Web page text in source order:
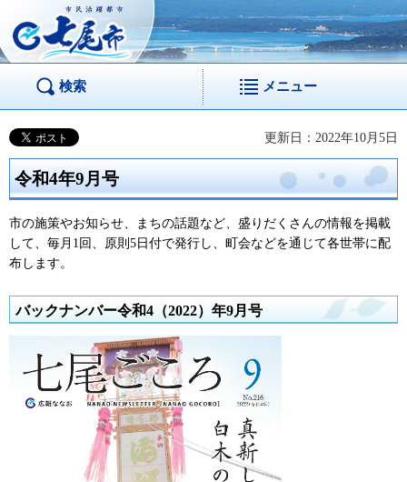
市民活躍都市 七尾
市
検索 メニュー
更新日：2022年10月5日
令和4年9月号
市の施策やお知らせ、まちの話題など、盛りだくさんの情報を掲載
して、毎月1回、原則5日付で発行し、町会などを通じて各世帯に配
布します。
バックナンバー令和4（2022）年9月号